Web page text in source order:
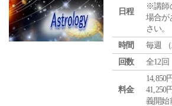
日程
※講師
場合が
さい。
時間
毎週 （
回数
全12回
料金
14,850
41,250
義開始